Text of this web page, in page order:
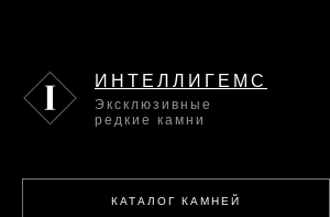
КАТАЛОГ КАМНЕЙ
Эксклюзивные
редкие камни
ИНТЕЛЛИГЕМС